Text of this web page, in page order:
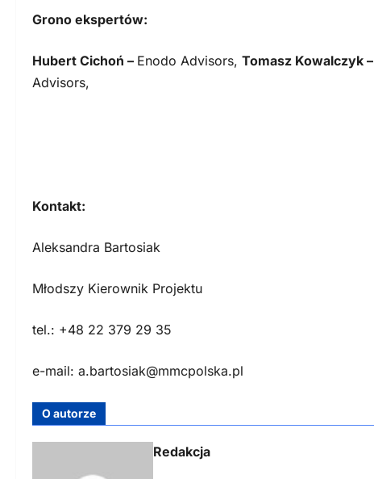
Grono ekspertów:
Hubert Cichoń – Enodo Advisors, Tomasz Kowalczyk –
Advisors,
Kontakt:
Aleksandra Bartosiak
Młodszy Kierownik Projektu
tel.: +48 22 379 29 35
e-mail: a.bartosiak@mmcpolska.pl
O autorze
Redakcja